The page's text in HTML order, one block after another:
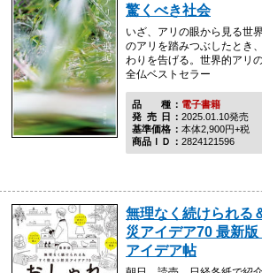
驚くべき社会
いざ、アリの眼から見る世
のアリを踏みつぶしたとき
わりを告げる。世界的アリ
全仏ベストセラー
品種電子書籍
発売日 2025.01.10発売
基準価格
本体2,900円+税
商品ＩＤ
2824121596
無理なく続けられる
災アイデア70 最新版
アイデア帖